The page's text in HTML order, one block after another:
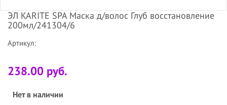
ЭЛ KARITE SPA Маска д/волос Глуб восстановление
200мл/241304/6
Артикул:
238.00 руб.
Нет в наличии